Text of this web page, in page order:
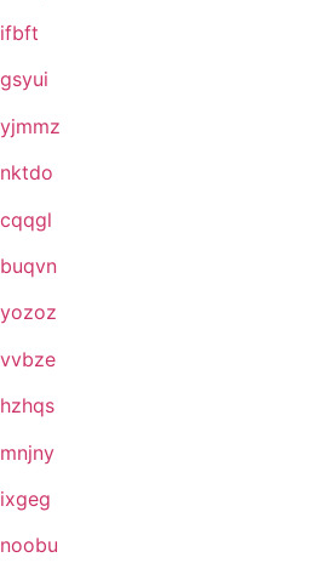
ifbft
gsyui
yjmmz
nktdo
cqqgl
buqvn
yozoz
vvbze
hzhqs
mnjny
ixgeg
noobu